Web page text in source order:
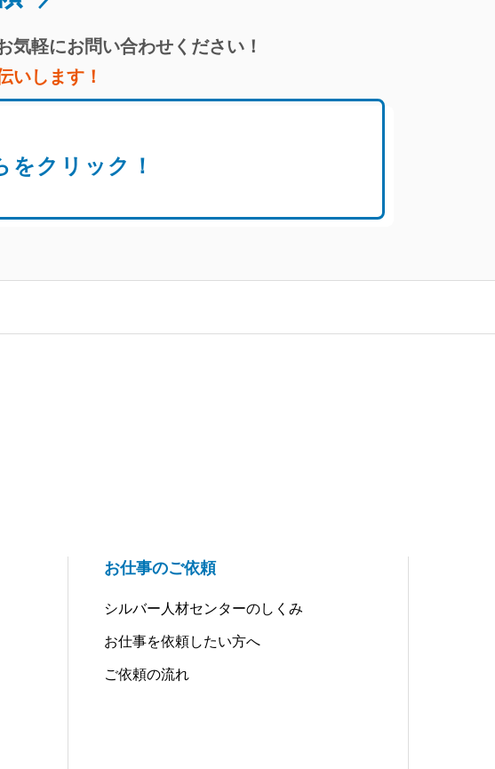
気軽にお問い合わせください！
いします！
をクリック！
お仕事のご依頼
シルバー人材センターのしくみ
お仕事を依頼したい方へ
ご依頼の流れ